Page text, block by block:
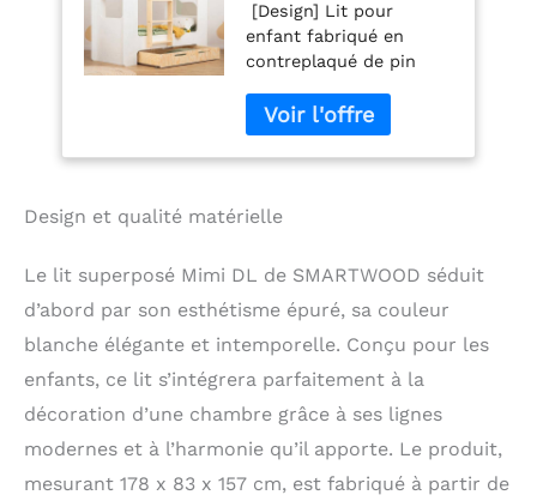
Rangement Mimi
DL - échelle
Gauche - Barriere
de securite Enfant
- Meuble Chambre
Enfant - lit Enfant
avec sommier -
️ [Design] Lit pour
enfant fabriqué en
contreplaqué de pin
La sécurité nous tient à
cœur : structure solide,
bords lisses et arrondis,
Tiroir spacieux avec
Cadre : sommier à
lattes en bois de haute
qualité inclus dans le
prix : assure une
poids et un confort de
sommeil nettement
supérieur à celui des
sommiers classiques.
Le matelas ne fait pas
Design et qualité matérielle
Le lit superposé Mimi DL de SMARTWOOD séduit
d’abord par son esthétisme épuré, sa couleur
blanche élégante et intemporelle. Conçu pour les
enfants, ce lit s’intégrera parfaitement à la
décoration d’une chambre grâce à ses lignes
modernes et à l’harmonie qu’il apporte. Le produit,
mesurant 178 x 83 x 157 cm, est fabriqué à partir de